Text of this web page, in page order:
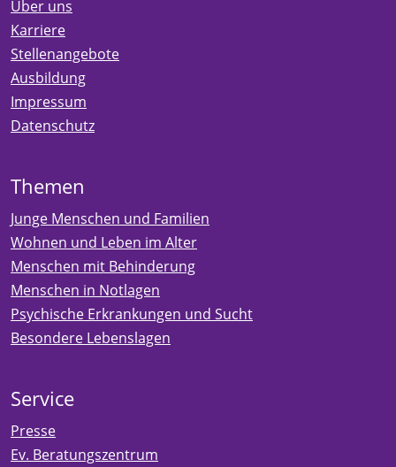
Über uns
Karriere
Stellenangebote
Ausbildung
Impressum
Datenschutz
Themen
Junge Menschen und Familien
Wohnen und Leben im Alter
Menschen mit Behinderung
Menschen in Notlagen
Psychische Erkrankungen und Sucht
Besondere Lebenslagen
Service
Presse
Ev. Beratungszentrum